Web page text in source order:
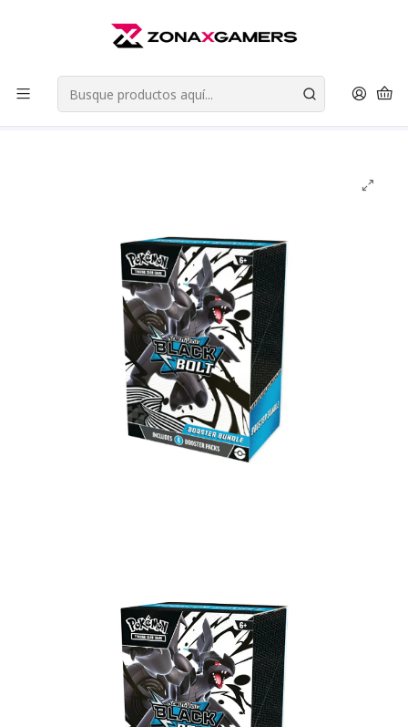
Retiros en Providencia
Leer más
Inicio Cartas Coleccionables Pokemon TCG
Scarlet & Violet Black Bolt - White Flare
Pokemon TCG Scarlet & Violet Black Bolt Booster Bundle